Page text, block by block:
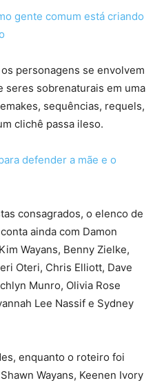
gente comum está criando
personagens se envolvem
seres sobrenaturais em uma
sequências, requels,
clichê passa ileso.
defender a mãe e o
consagrados, o elenco de
ainda com Damon
Wayans, Benny Zielke,
Oteri, Chris Elliott, Dave
Munro, Olivia Rose
Lee Nassif e Sydney
enquanto o roteiro foi
Wayans, Keenen Ivory